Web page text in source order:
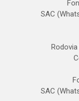
SAC
Rodovia
SAC